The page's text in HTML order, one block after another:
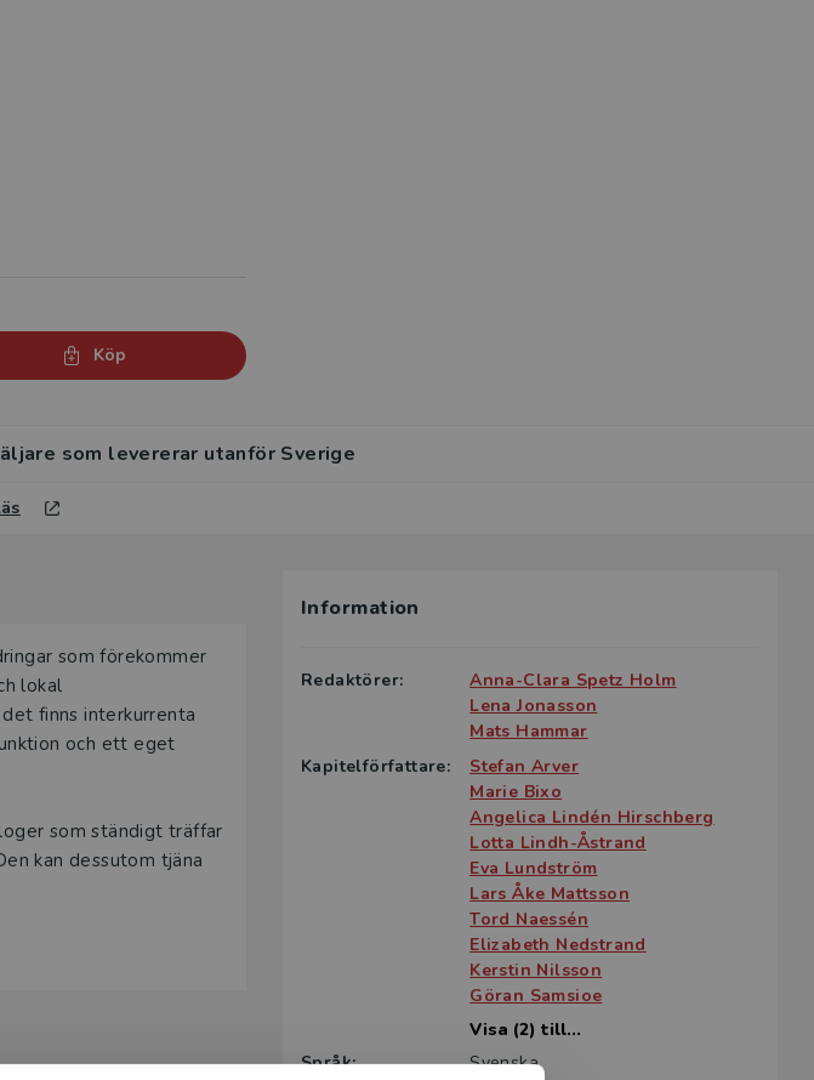
Köp
som levererar utanför Sverige
som förekommer
lokal
finns interkurrenta
och ett eget
som ständigt träffar
kan dessutom tjäna
Information
Redaktörer:
Anna-Clara Spetz Holm
Lena Jonasson
Mats Hammar
Kapitelförfattare:
Stefan Arver
Marie Bixo
Angelica Lindén Hirschberg
Lotta Lindh-Åstrand
Eva Lundström
Lars Åke Mattsson
Tord Naessén
Elizabeth Nedstrand
Kerstin Nilsson
Göran Samsioe
Visa (2) till...
Språk:
Svenska